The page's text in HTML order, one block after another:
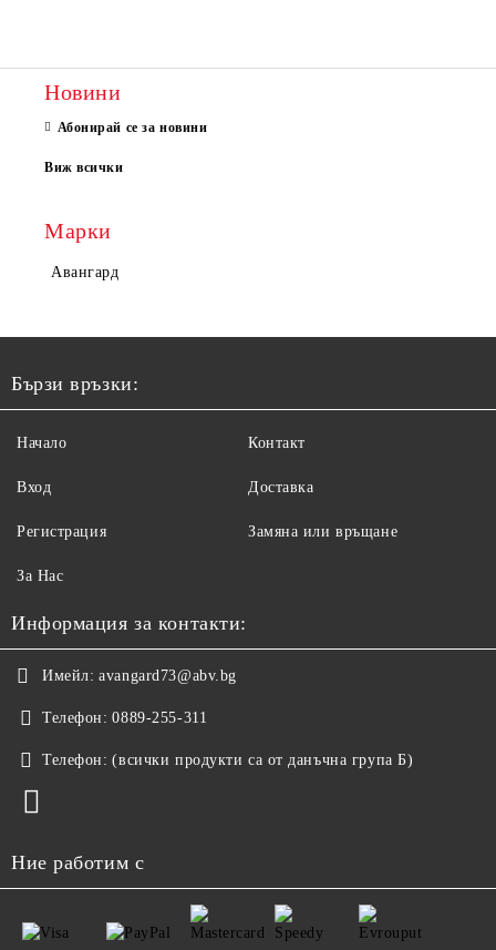
Новини
Абонирай се за новини
Виж всички
Марки
Авангард
Бързи връзки:
Начало
Вход
Регистрация
За Нас
Контакт
Доставка
Замяна или връщане
Информация за контакти:
Имейл: avangard73@abv.bg
Телефон: 0889-255-311
Телефон: (всички продукти са от данъчна група Б)
Ние работим с